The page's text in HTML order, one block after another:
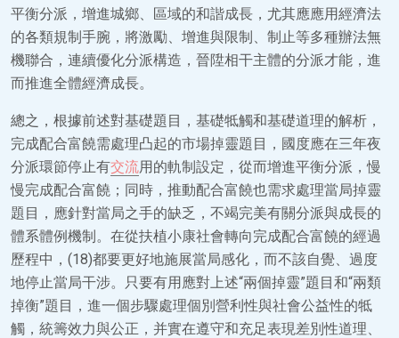
平衡分派，增進城鄉、區域的和諧成長，尤其應應用經濟法
的各類規制手腕，將激勵、增進與限制、制止等多種辦法無
機聯合，連續優化分派構造，晉陞相干主體的分派才能，進
而推進全體經濟成長。
總之，根據前述對基礎題目，基礎牴觸和基礎道理的解析，
完成配合富饒需處理凸起的市場掉靈題目，國度應在三年夜
分派環節停止有交流用的軌制設定，從而增進平衡分派，慢
慢完成配合富饒；同時，推動配合富饒也需求處理當局掉靈
題目，應針對當局之手的缺乏，不竭完美有關分派與成長的
體系體例機制。在從扶植小康社會轉向完成配合富饒的經過
歷程中，(18)都要更好地施展當局感化，而不該自覺、過度
地停止當局干涉。只要有用應對上述“兩個掉靈”題目和“兩類
掉衡”題目，進一個步驟處理個別營利性與社會公益性的牴
觸，統籌效力與公正，并實在遵守和充足表現差別性道理、